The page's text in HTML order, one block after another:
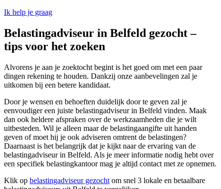
Ik help je graag
Belastingadviseur in Belfeld gezocht –
tips voor het zoeken
Alvorens je aan je zoektocht begint is het goed om met een paar
dingen rekening te houden. Dankzij onze aanbevelingen zal je
uitkomen bij een betere kandidaat.
Door je wensen en behoeften duidelijk door te geven zal je
eenvoudiger een juiste belastingadviseur in Belfeld vinden. Maak
dan ook heldere afspraken over de werkzaamheden die je wilt
uitbesteden. Wil je alleen maar de belastingaangifte uit handen
geven of moet hij je ook adviseren omtrent de belastingen?
Daarnaast is het belangrijk dat je kijkt naar de ervaring van de
belastingadviseur in Belfeld. Als je meer informatie nodig hebt over
een specifiek belastingkantoor mag je altijd contact met ze opnemen.
Klik op belastingadviseur gezocht om snel 3 lokale en betaalbare